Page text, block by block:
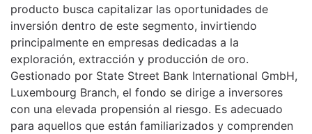
producto busca capitalizar las oportunidades de
inversión dentro de este segmento, invirtiendo
principalmente en empresas dedicadas a la
exploración, extracción y producción de oro.
Gestionado por State Street Bank International GmbH,
Luxembourg Branch, el fondo se dirige a inversores
con una elevada propensión al riesgo. Es adecuado
para aquellos que están familiarizados y comprenden